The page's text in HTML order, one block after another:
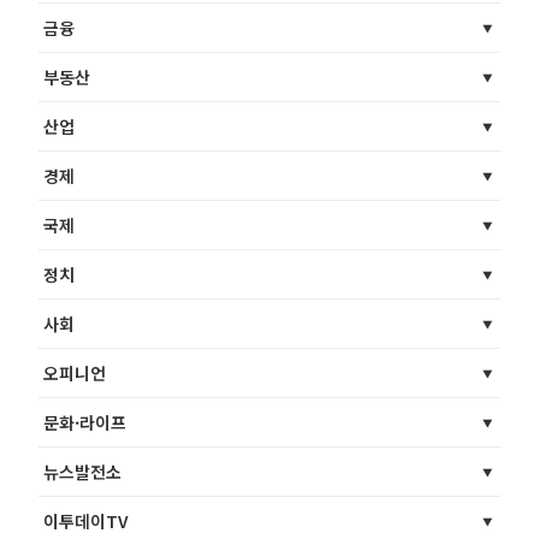
금융
부동산
산업
경제
국제
정치
사회
오피니언
문화·라이프
뉴스발전소
이투데이TV